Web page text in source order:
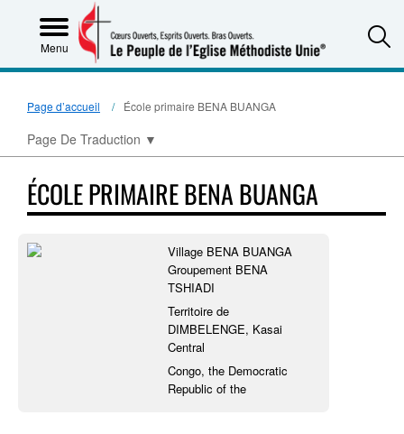
Menu
Page d’accueil École primaire BENA BUANGA
Page De Traduction ▼
ÉCOLE PRIMAIRE BENA BUANGA
Village BENA BUANGA
Groupement BENA
TSHIADI
Territoire de
DIMBELENGE, Kasai
Central
Congo, the Democratic
Republic of the